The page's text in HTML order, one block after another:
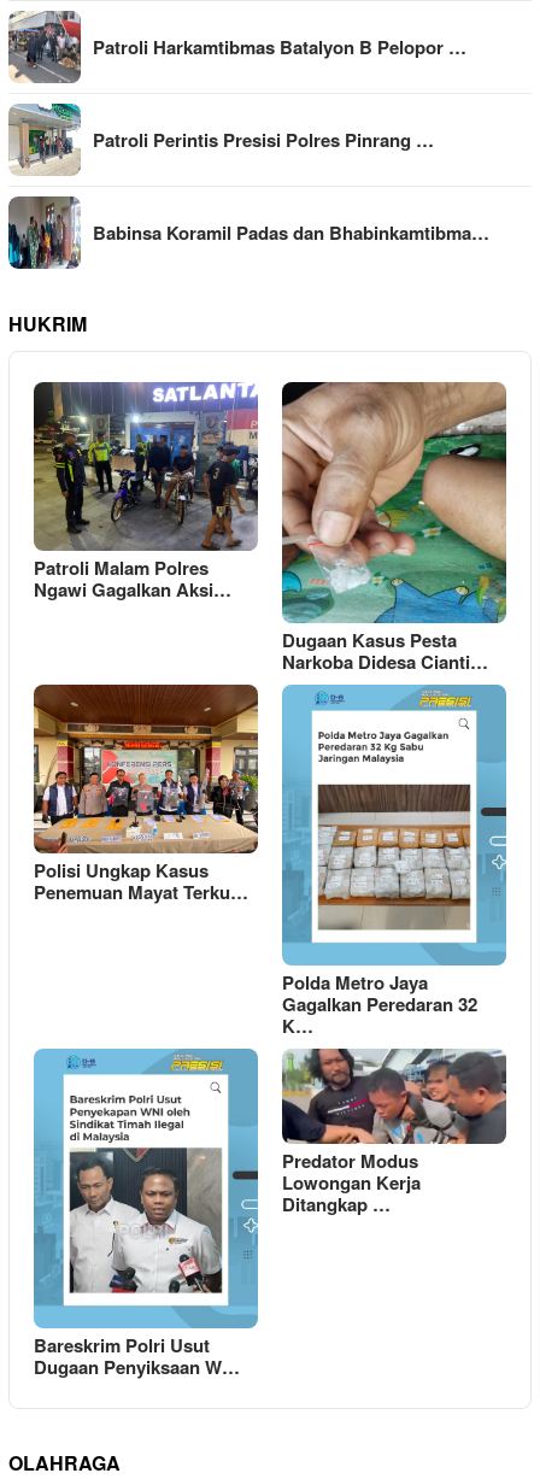
Patroli Harkamtibmas Batalyon B Pelopor …
Patroli Perintis Presisi Polres Pinrang …
Babinsa Koramil Padas dan Bhabinkamtibma…
HUKRIM
Patroli Malam Polres
Ngawi Gagalkan Aksi…
Dugaan Kasus Pesta
Narkoba Didesa Cianti…
Polisi Ungkap Kasus
Penemuan Mayat Terku…
Polda Metro Jaya
Gagalkan Peredaran 32
K…
Bareskrim Polri Usut
Dugaan Penyiksaan W…
Predator Modus
Lowongan Kerja
Ditangkap …
OLAHRAGA